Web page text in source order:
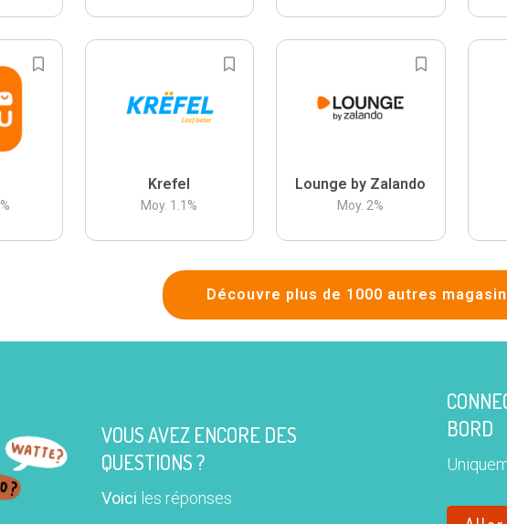
%
Krefel
Moy. 1.1 %
Lounge by Zalando
Moy. 2%
Découvre plus de 1000 autres
VOUS AVEZ ENCORE DES
QUESTIONS ?
Voici les réponses
BORD